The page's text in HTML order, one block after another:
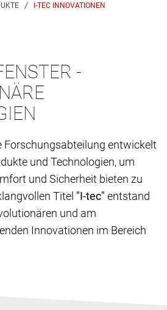
I-TEC INNOVATIONEN
-
Forschungsabteilung entwickelt
und Technologien, um
und Sicherheit bieten zu
Titel "I-tec" entstand
und am
Innovationen im Bereich